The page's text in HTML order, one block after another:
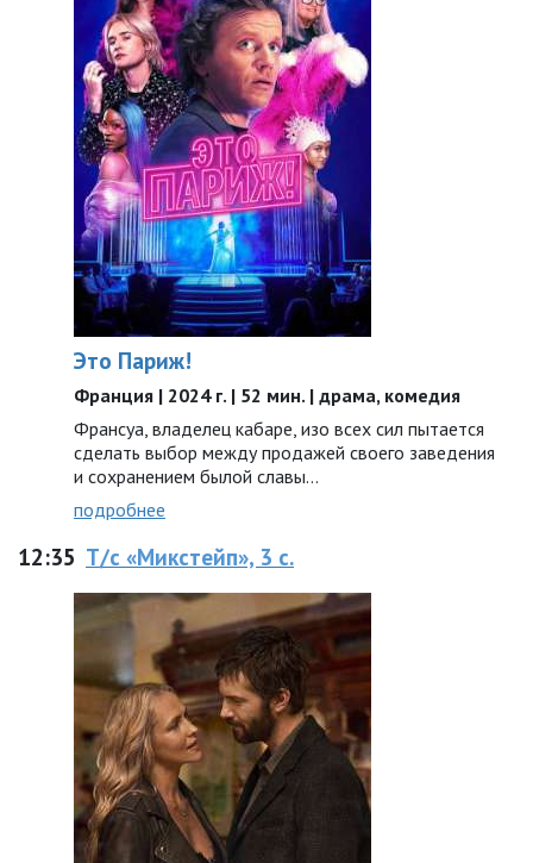
Это Париж!
Франция | 2024 г. | 52 мин. | драма, комедия
Франсуа, владелец кабаре, изо всех сил пытается
сделать выбор между продажей своего заведения
и сохранением былой славы…
подробнее
12:35 Т/с «Микстейп», 3 с.